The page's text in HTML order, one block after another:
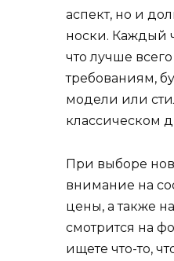
аспект, но и
носки. Каждый
что лучше всего
требованиям,
модели или
классическом
При выборе
внимание на
цены, а также
смотрится на
ищете что-то,